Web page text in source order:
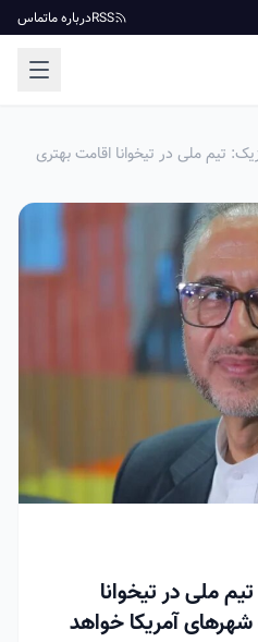
RSSدرباره ماتماس
تیم ملی در تیخوانا اقامت بهتری
ملی در تیخوانا
آمریکا خواهد